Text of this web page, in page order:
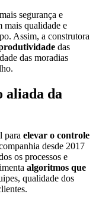
segurança e
mais qualidade e
Assim, a construtora
das
das moradias
aliada da
para elevar o controle
desde 2017
os processos e
algoritmos que
qualidade dos